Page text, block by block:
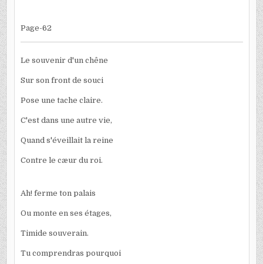
Page-62
Le souvenir d'un chêne
Sur son front de souci
Pose une tache claire.
C'est dans une autre vie,
Quand s'éveillait la reine
Contre le cæur du roi.
Ah! ferme ton palais
Ou monte en ses étages,
Timide souverain.
Tu comprendras pourquoi